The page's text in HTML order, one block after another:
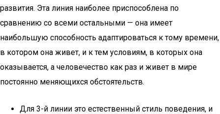
развития. Эта линия наиболее приспособлена по
сравнению со всеми остальными — она имеет
наибольшую способность адаптироваться к тому времени,
в котором она живет, и к тем условиям, в которых она
оказывается, а человечество как раз и живет в мире
постоянно меняющихся обстоятельств.
Для 3-й линии это естественный стиль поведения, и